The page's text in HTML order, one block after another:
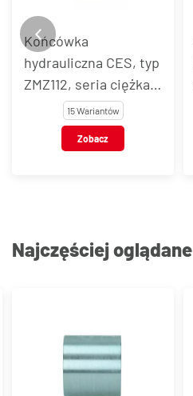
Końcówka
hydrauliczna CES, typ
ZMZ112, seria ciężka,
stal AISI 316L
15 Wariantów
Zobacz
Najczęściej oglądane